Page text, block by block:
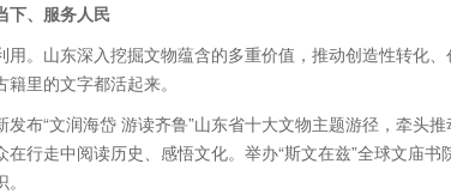
下、服务人民
用。山东深入挖掘文物蕴含的多重价值，推动创造性转化
里的文字都活起来。
布“文润海岱 游读齐鲁”山东省十大文物主题游径，牵头
行走中阅读历史、感悟文化。举办“斯文在兹”全球文庙